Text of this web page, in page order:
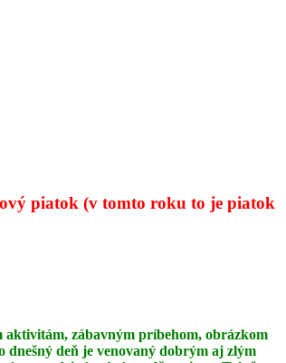
piatok (v tomto roku to je piatok
aktivitám, zábavným príbehom, obrázkom
deň je venovaný dobrým aj zlým